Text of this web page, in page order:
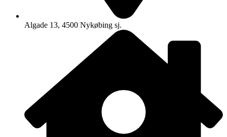
Algade 13, 4500 Nykøbing sj.